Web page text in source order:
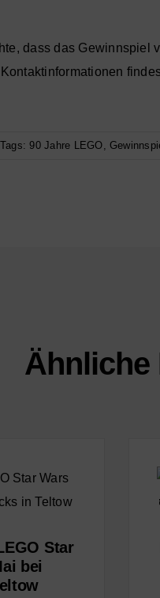
dass das Gewinnspiel
Tags:90 Jahre LEGO,
Ähnliche
Star
bei